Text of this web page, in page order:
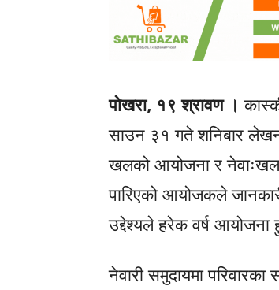
पोखरा, १९ श्रावण ।
साउन ३१ गते शनिबार
खलको आयोजना र नेवाःखल
पारिएको आयोजकले
उद्देश्यले हरेक वर्ष आयोजना
नेवारी समुदायमा